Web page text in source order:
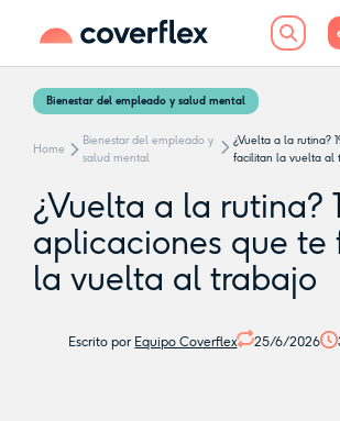
Bienestar del empleado y salud mental
Home
Bienestar del empleado y
salud mental
¿Vuelta a la rutina?
facilitan la vuelta al
¿Vuelta a la rutina?
aplicaciones que te
la vuelta al trabajo
Escrito por Equipo Coverflex 25/6/2026